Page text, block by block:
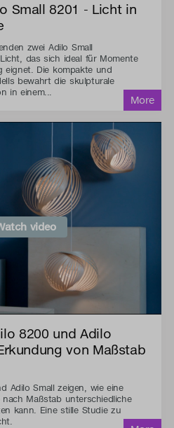
Small 8201 - Licht in
zwei Adilo Small
das sich ideal für Momente
eignet. Die kompakte und
bewahrt die skulpturale
in einem...
video
8200 und Adilo
von Maßstab
Adilo Small zeigen, wie eine
Maßstab unterschiedliche
kann. Eine stille Studie zu